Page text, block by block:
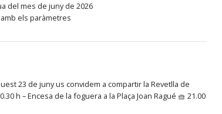
del mes de juny de 2026
els paràmetres
23 de juny us convidem a compartir la Revetlla de
h – Encesa de la foguera a la Plaça Joan Ragué 🧺 21.00